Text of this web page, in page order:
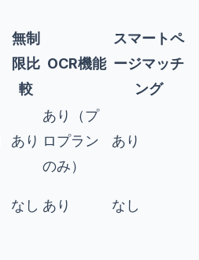
無制
限比
較
OCR機能
スマートペ
ージマッチ
ング
あり
あり（プ
ロプラン
のみ）
あり
なし あり なし